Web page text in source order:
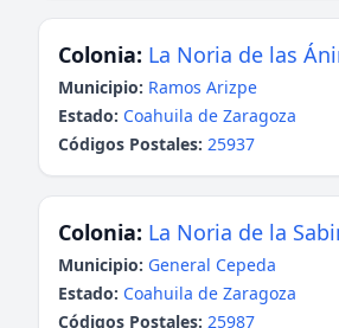
Colonia: La Noria de las
Municipio: Ramos Arizpe
Estado: Coahuila de Zaragoza
Códigos Postales: 25937
Colonia: La Noria de la
Municipio: General Cepeda
Estado: Coahuila de Zaragoza
Códigos Postales: 25987